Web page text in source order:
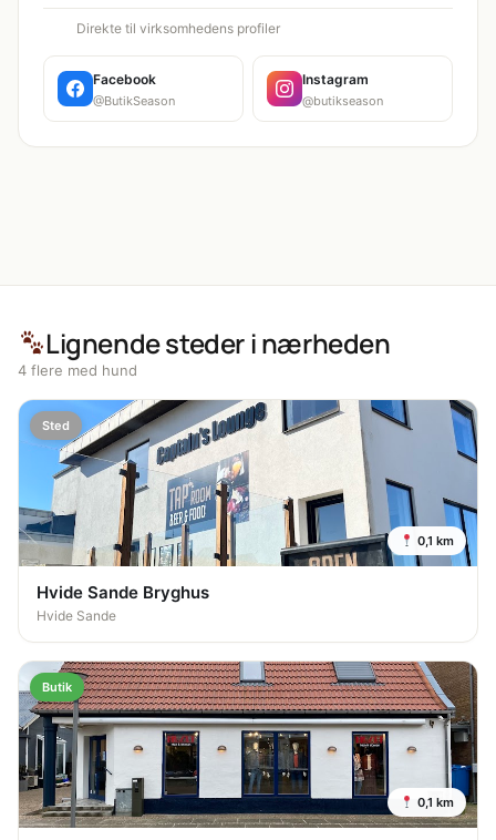
Direkte til virksomhedens profiler
Facebook
@ButikSeason
Instagram
@butikseason
Lignende steder i nærheden
4 flere med hund
Sted
0,1 km
Hvide Sande Bryghus
Hvide Sande
Butik
0,1 km